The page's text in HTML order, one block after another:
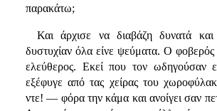
παρακάτω;
Και άρχισε να διαβάζη δυνατά
δυστυχίαν όλα είνε ψεύματα. Ο φοβερός
ελεύθερος. Εκεί που τον ωδηγούσαν
εξέφυγε από τας χείρας του
ντε! — φόρα την κάμα και ανοίγει σαν